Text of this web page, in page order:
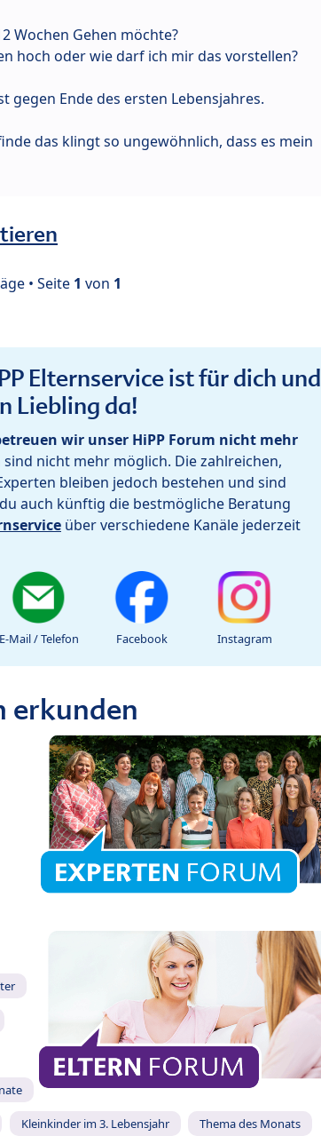
Wochen Gehen möchte?
hoch oder wie darf ich mir das vorstellen?
gegen Ende des ersten Lebensjahres.
das klingt so ungewöhnlich, dass es mein
• Seite 1 von 1
Elternservice ist für dich und
Liebling da!
wir unser HiPP Forum nicht mehr
nicht mehr möglich. Die zahlreichen,
bleiben jedoch bestehen und sind
auch künftig die bestmögliche Beratung
über verschiedene Kanäle jederzeit
E-Mail / Telefon Facebook Instagram
erkunden
Kleinkinder im 3. Lebensjahr Thema des Monats